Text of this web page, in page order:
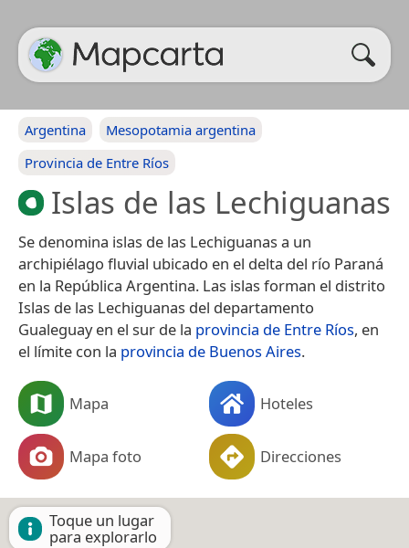
Argentina
Mesopotamia argentina
Provincia de Entre Ríos
Islas de las Lechiguanas
Se denomina islas de las Lechiguanas a un
archipiélago fluvial ubicado en el delta del río Paraná
en la República Argentina. Las islas forman el distrito
Islas de las Lechiguanas del departamento
Gualeguay en el sur de la provincia de Entre Ríos, en
el límite con la provincia de Buenos Aires.
Mapa Hoteles
Mapa foto Direcciones
Toque un lugar
para explorarlo